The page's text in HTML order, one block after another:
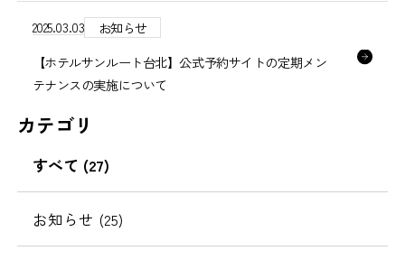
2025.03.03
お知らせ
【ホテルサンルート台北】公式予約サイトの定期メン
テナンスの実施について
カテゴリ
すべて (27)
お知らせ (25)